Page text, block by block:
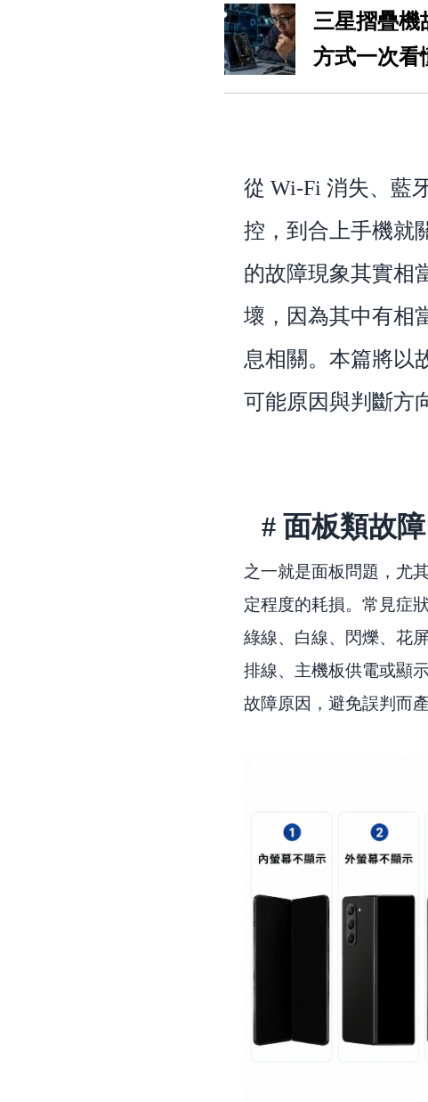
三星摺疊機
方式一次看
從 Wi-Fi 消失、藍
控，到合上手機就
的故障現象其實相
壞，因為其中有相
息相關。本篇將以
可能原因與判斷方
# 面板類故
之一就是面板問題，尤
定程度的耗損。常見症
綠線、白線、閃爍、花
排線、主機板供電或顯
故障原因，避免誤判而